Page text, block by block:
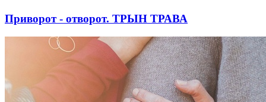
Приворот - отворот. ТРЫН ТРАВА